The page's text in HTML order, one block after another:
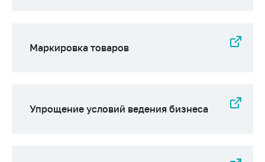
Маркировка товаров
Упрощение условий ведения бизнеса